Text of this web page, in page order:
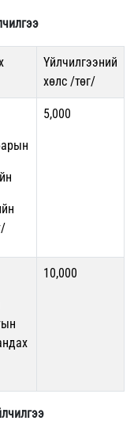
Үйлчилгээний
хөлс /төг/
5,000
10,000